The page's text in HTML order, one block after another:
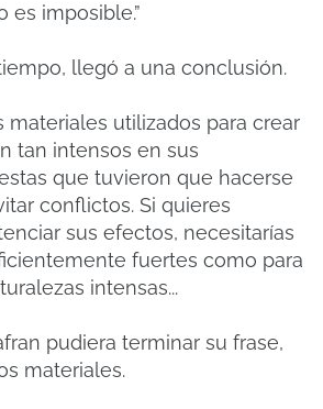
es imposible.”
llegó a una conclusión.
materiales utilizados para crear
tan intensos en sus
que tuvieron que hacerse
conflictos. Si quieres
sus efectos, necesitarías
fuertes como para
intensas...
pudiera terminar su frase,
materiales.